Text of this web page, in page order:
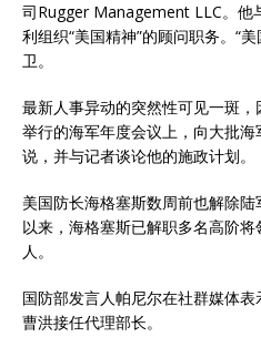
司Rugger Management LLC。他
利组织“美国精神”的顾问职务。“
卫。
最新人事异动的突然性可见一斑
举行的海军年度会议上，向大批
说，并与记者谈论他的施政计划。
美国防长海格塞斯数周前也解除
以来，海格塞斯已解职多名高阶
人。
国防部发言人帕尼尔在社群媒体表
曹洪接任代理部长。